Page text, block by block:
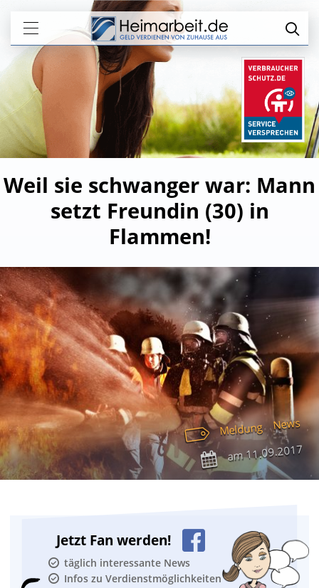
Weil sie schwanger war: Mann
setzt Freundin (30) in
Flammen!
Meldung News
am11.09.2017
Jetzt Fan werden!
täglich interessante News
Infos zu Verdienstmöglichkeiten